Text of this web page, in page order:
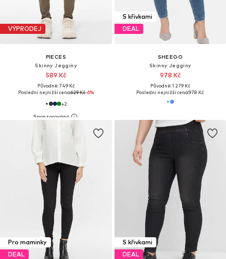
VÝPRODEJ
PIECES
Skinny Jeggíny
589 Kč
Původně: 749 Kč
Poslední nejnižší cena:629 Kč-6%
+2
S křivkami
DEAL
SHEEGO
Skinny Jeggíny
978 Kč
Původně: 1 279 Kč
Poslední nejnižší cena:978 Kč
Pro maminky
DEAL
S křivkami
DEAL